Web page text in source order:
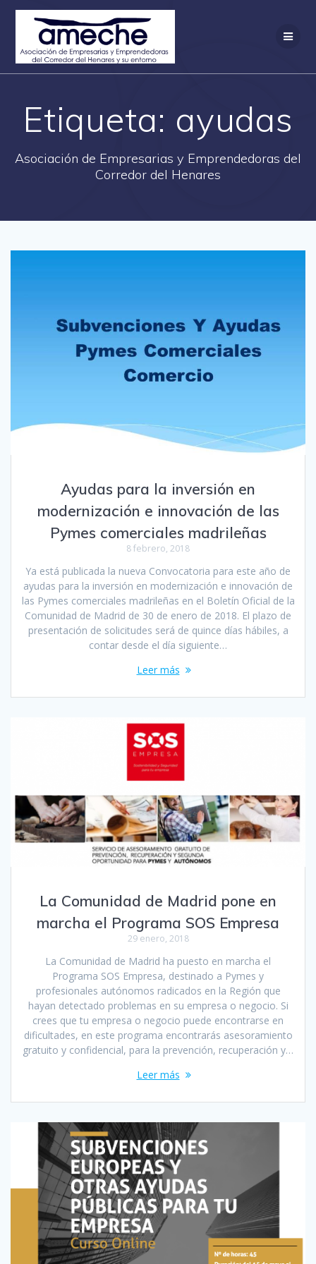
Saltar
Etiqueta: ayudas
Asociación de Empresarias y Emprendedoras del
Corredor del Henares
Ayudas para la inversión en
modernización e innovación de las
Pymes comerciales madrileñas
8 febrero, 2018
Ya está publicada la nueva Convocatoria para este año de
ayudas para la inversión en modernización e innovación de
las Pymes comerciales madrileñas en el Boletín Oficial de la
Comunidad de Madrid de 30 de enero de 2018. El plazo de
presentación de solicitudes será de quince días hábiles, a
contar desde el día siguiente…
Leer más
La Comunidad de Madrid pone en
marcha el Programa SOS Empresa
29 enero, 2018
La Comunidad de Madrid ha puesto en marcha el
Programa SOS Empresa, destinado a Pymes y
profesionales autónomos radicados en la Región que
hayan detectado problemas en su empresa o negocio. Si
crees que tu empresa o negocio puede encontrarse en
dificultades, en este programa encontrarás asesoramiento
gratuito y confidencial, para la prevención, recuperación y…
Leer más